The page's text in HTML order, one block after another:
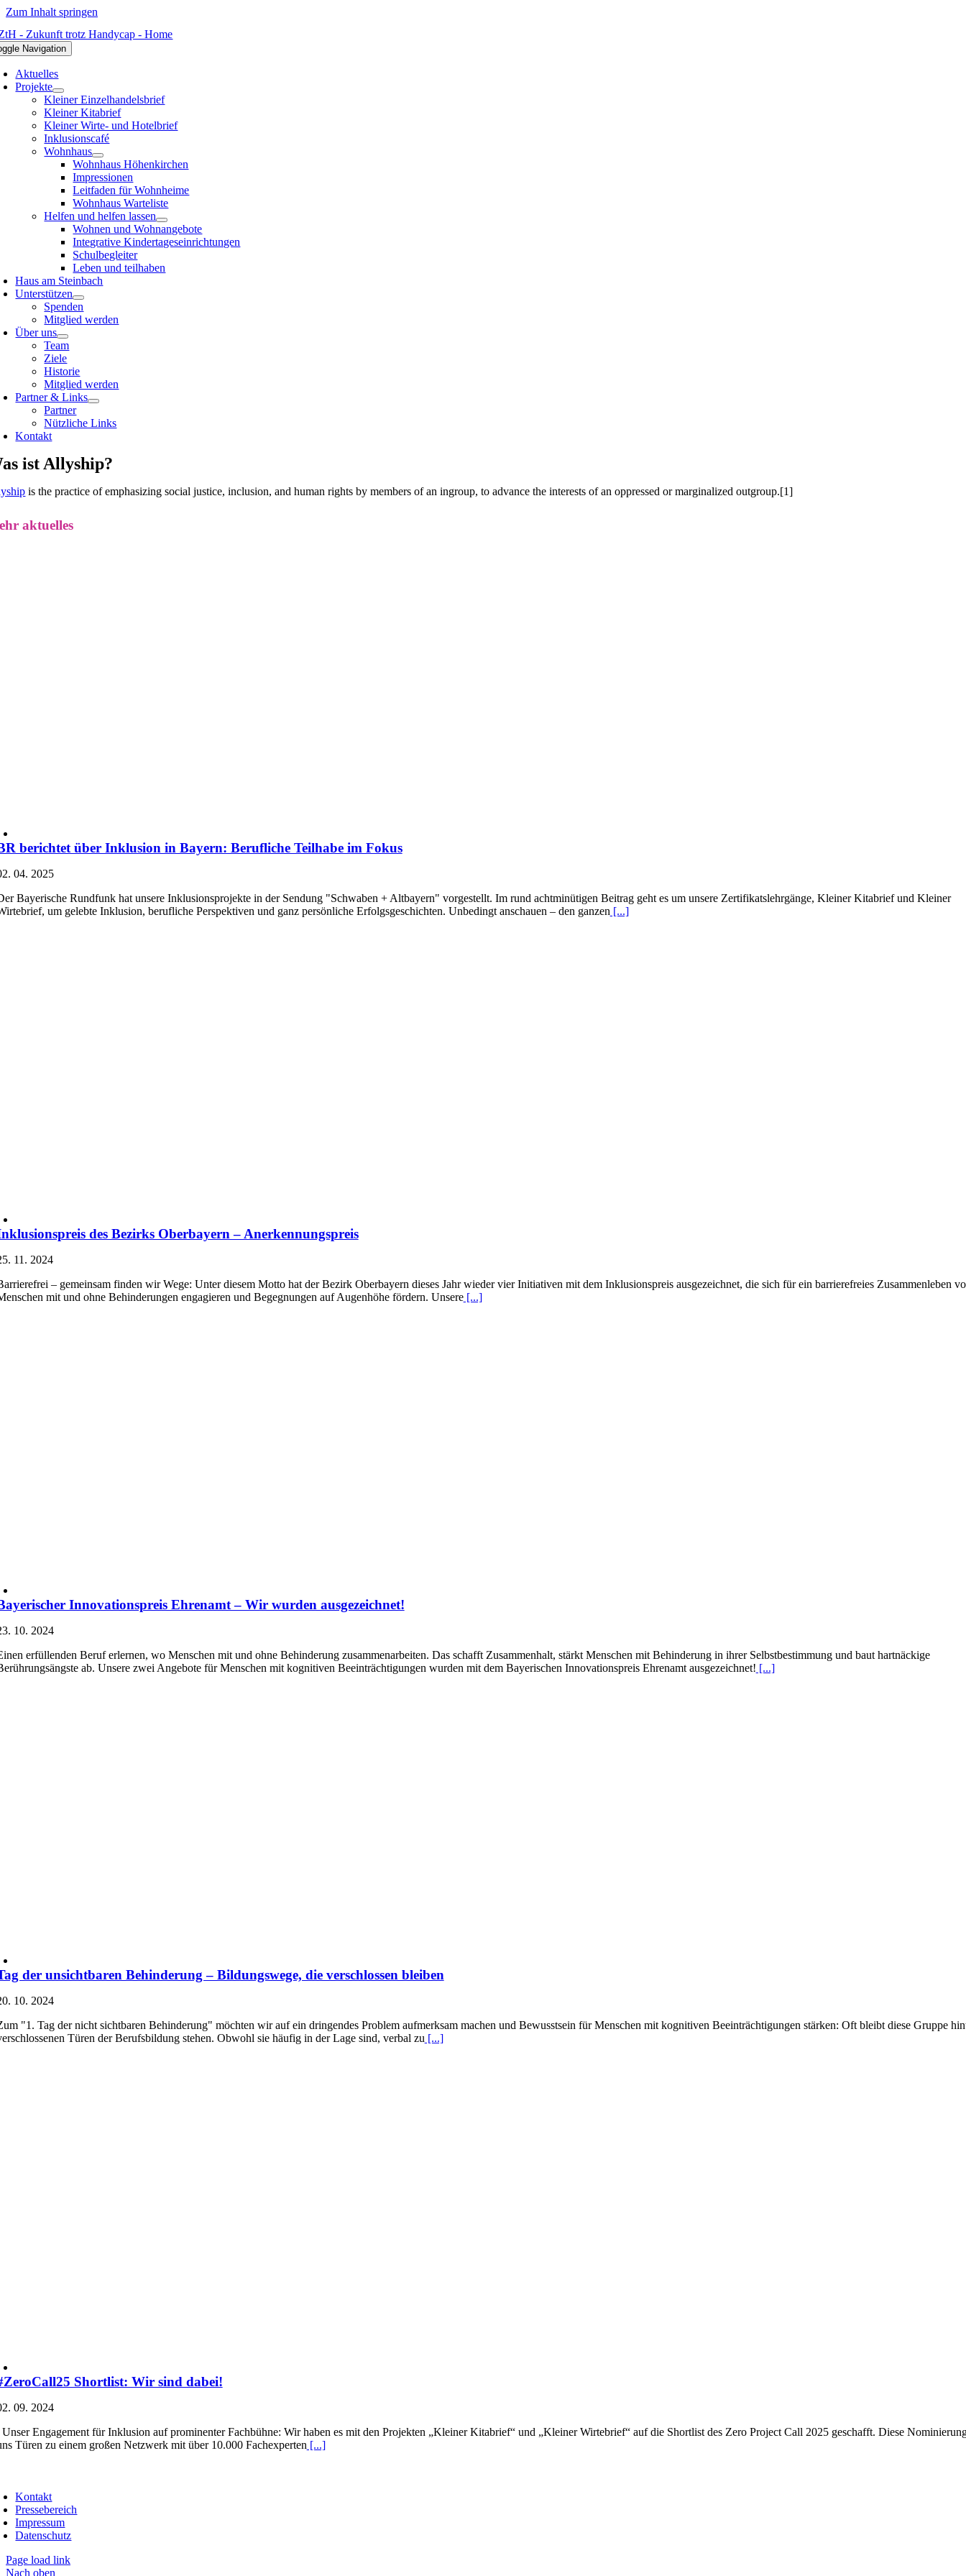
Zum Inhalt springen
Navigation
Aktuelles
Projekte
Kleiner Einzelhandelsbrief
Kleiner Kitabrief
Kleiner Wirte- und Hotelbrief
Inklusionscafé
Wohnhaus
Wohnhaus Höhenkirchen
Impressionen
Leitfaden für Wohnheime
Wohnhaus Warteliste
Helfen und helfen lassen
Wohnen und Wohnangebote
Integrative Kindertageseinrichtungen
Schulbegleiter
Leben und teilhaben
Haus am Steinbach
Unterstützen
Spenden
Mitglied werden
Über uns
Team
Ziele
Historie
Mitglied werden
Partner & Links
Partner
Nützliche Links
Kontakt
ist Allyship?
is the practice of emphasizing social justice, inclusion, and human rights by members of an ingroup, to advance the interests of an oppressed or marginalized outgroup.[1]
aktuelles
berichtet über Inklusion in Bayern: Berufliche Teilhabe im Fokus
04. 2025
Bayerische Rundfunk hat unsere Inklusionsprojekte in der Sendung "Schwaben + Altbayern" vorgestellt. Im rund achtminütigen Beitrag geht es um unsere Zertifikatslehrgänge, Kleiner Kitabrief und Kleiner
um gelebte Inklusion, berufliche Perspektiven und ganz persönliche Erfolgsgeschichten. Unbedingt anschauen – den ganzen [...]
des Bezirks Oberbayern – Anerkennungspreis
11. 2024
– gemeinsam finden wir Wege: Unter diesem Motto hat der Bezirk Oberbayern dieses Jahr wieder vier Initiativen mit dem Inklusionspreis ausgezeichnet, die sich für ein barrierefreies Zusammenleben
mit und ohne Behinderungen engagieren und Begegnungen auf Augenhöhe fördern. Unsere[...]
Innovationspreis Ehrenamt – Wir wurden ausgezeichnet!
10. 2024
erfüllenden Beruf erlernen, wo Menschen mit und ohne Behinderung zusammenarbeiten. Das schafft Zusammenhalt, stärkt Menschen mit Behinderung in ihrer Selbstbestimmung und baut hartnäckige
ab. Unsere zwei Angebote für Menschen mit kognitiven Beeinträchtigungen wurden mit dem Bayerischen Innovationspreis Ehrenamt ausgezeichnet! [...]
der unsichtbaren Behinderung – Bildungswege, die verschlossen bleiben
10. 2024
"1. Tag der nicht sichtbaren Behinderung" möchten wir auf ein dringendes Problem aufmerksam machen und Bewusstsein für Menschen mit kognitiven Beeinträchtigungen stärken: Oft bleibt diese Gruppe
Türen der Berufsbildung stehen. Obwohl sie häufig in der Lage sind, verbal zu [...]
Shortlist: Wir sind dabei!
09. 2024
Engagement für Inklusion auf prominenter Fachbühne: Wir haben es mit den Projekten „Kleiner Kitabrief“ und „Kleiner Wirtebrief“ auf die Shortlist des Zero Project Call 2025 geschafft. Diese
Türen zu einem großen Netzwerk mit über 10.000 Fachexperten [...]
Kontakt
Pressebereich
Impressum
Datenschutz
Page load link
Nach oben